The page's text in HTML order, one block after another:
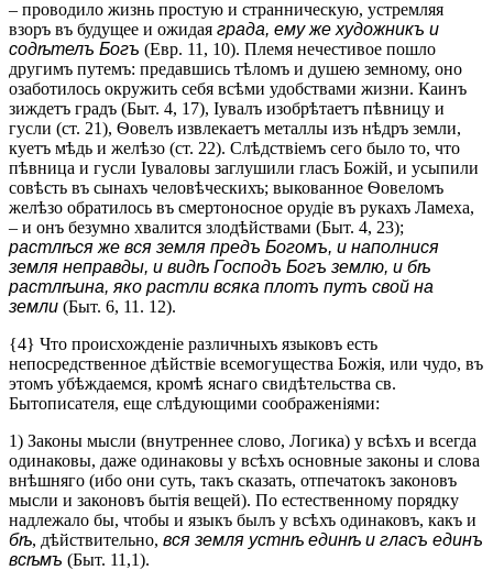
– проводило жизнь простую и странническую, устремляя
взоръ въ будущее и ожидая града, ему же художникъ и
содѣтелъ Богъ (Евр. 11, 10). Племя нечестивое пошло
другимъ путемъ: предавшись тѣломъ и душею земному, оно
озаботилось окружить себя всѣми удобствами жизни. Каинъ
зиждетъ градъ (Быт. 4, 17), Іувалъ изобрѣтаетъ пѣвницу и
гусли (ст. 21), Ѳовелъ извлекаетъ металлы изъ нѣдръ земли,
куетъ мѣдь и желѣзо (ст. 22). Слѣдствіемъ сего было то, что
пѣвница и гусли Іуваловы заглушили гласъ Божій, и усыпили
совѣсть въ сынахъ человѣческихъ; выкованное Ѳовеломъ
желѣзо обратилось въ смертоносное орудіе въ рукахъ Ламеха,
– и онъ безумно хвалится злодѣйствами (Быт. 4, 23);
растлѣся же вся земля предъ Богомъ, и наполнися
земля неправды, и видѣ Господъ Богъ землю, и бѣ
растлѣина, яко растли всяка плотъ путъ свой на
земли (Быт. 6, 11. 12).
{4} Что происхожденіе различныхъ языковъ есть
непосредственное дѣйствіе всемогущества Божія, или чудо, въ
этомъ убѣждаемся, кромѣ яснаго свидѣтельства св.
Бытописателя, еще слѣдующими соображеніями:
1) Законы мысли (внутреннее слово, Логика) у всѣхъ и всегда
одинаковы, даже одинаковы у всѣхъ основные законы и слова
внѣшняго (ибо они суть, такъ сказать, отпечатокъ законовъ
мысли и законовъ бытія вещей). По естественному порядку
надлежало бы, чтобы и языкъ былъ у всѣхъ одинаковъ, какъ и
бѣ, дѣйствительно, вся земля устнѣ единѣ и гласъ единъ
всѣмъ (Быт. 11,1).